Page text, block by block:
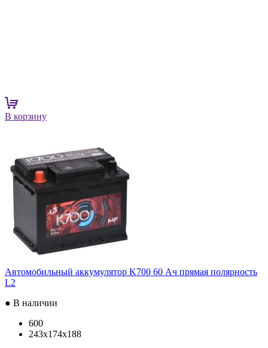
В корзину
Автомобильный аккумулятор K700 60 Ач прямая полярность
L2
● В наличии
600
243x174x188